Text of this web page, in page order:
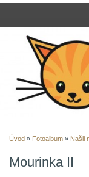
Úvod » Fotoalbum » Našli
Mourinka II